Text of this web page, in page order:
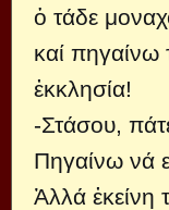
ὁ τάδε
καί πηγαίνω
ἐκκλησία!
-Στάσου,
Πηγαίνω νά
Ἀλλά ἐκείνη